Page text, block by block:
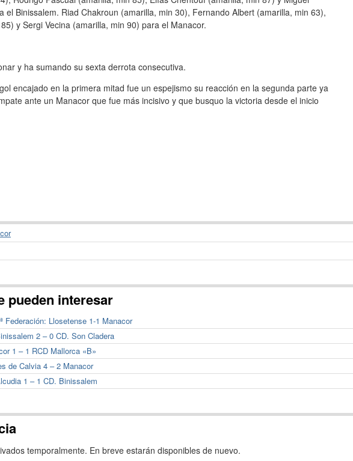
el Binissalem. Riad Chakroun (amarilla, min 30), Fernando Albert (amarilla, min 63),
y Sergi Vecina (amarilla, min 90) para el Manacor.
y ha sumando su sexta derrota consecutiva.
encajado en la primera mitad fue un espejismo su reacción en la segunda parte ya
ante un Manacor que fue más incisivo y que busquo la victoria desde el inicio
pueden interesar
Federación: Llosetense 1-1 Manacor
2 – 0 CD. Son Cladera
1 – 1 RCD Mallorca «B»
de Calvia 4 – 2 Manacor
1 – 1 CD. Binissalem
temporalmente. En breve estarán disponibles de nuevo.